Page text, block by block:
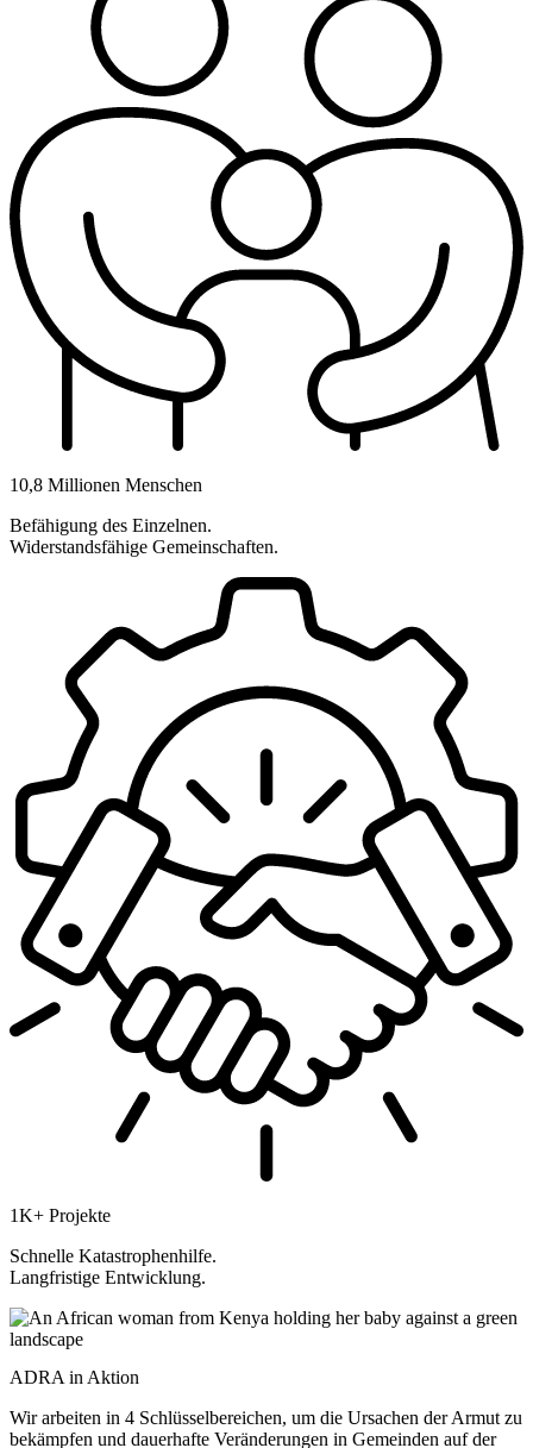
10,8 Millionen Menschen
Befähigung des Einzelnen.
Widerstandsfähige Gemeinschaften.
1K+ Projekte
Schnelle Katastrophenhilfe.
Langfristige Entwicklung.
ADRA in Aktion
Wir arbeiten in 4 Schlüsselbereichen, um die Ursachen der Armut zu
bekämpfen und dauerhafte Veränderungen in Gemeinden auf der